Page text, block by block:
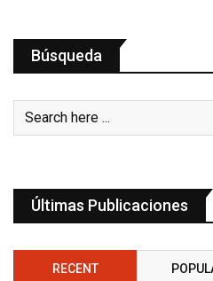
Búsqueda
Últimas Publicaciones
RECENT